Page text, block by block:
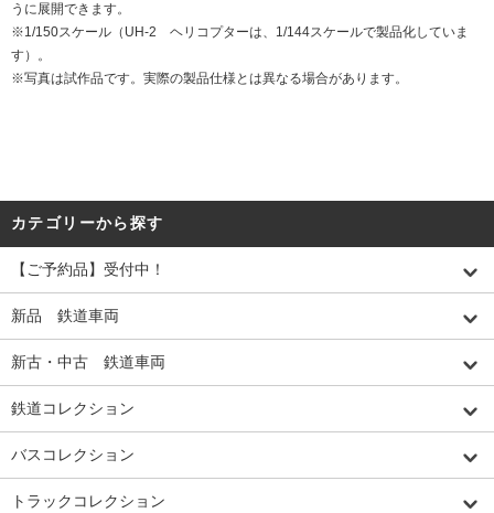
うに展開できます。
※1/150スケール（UH-2 ヘリコプターは、1/144スケールで製品化していま
す）。
※写真は試作品です。実際の製品仕様とは異なる場合があります。
カテゴリーから探す
【ご予約品】受付中！
新品 鉄道車両
新古・中古 鉄道車両
鉄道コレクション
バスコレクション
トラックコレクション